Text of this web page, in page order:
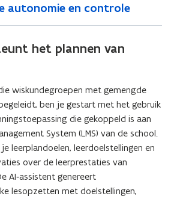
autonomie en controle
het plannen van
wiskundegroepen met gemengde
ben je gestart met het gebruik
die gekoppeld is aan
System (LMS) van de school.
leerplandoelen, leerdoelstellingen en
over de leerprestaties van
AI‑assistent genereert
lesopzetten met doelstellingen,